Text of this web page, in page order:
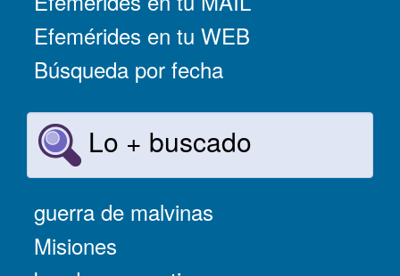
Efemérides en tu WEB
Búsqueda por fecha
Lo + buscado
guerra de malvinas
Misiones